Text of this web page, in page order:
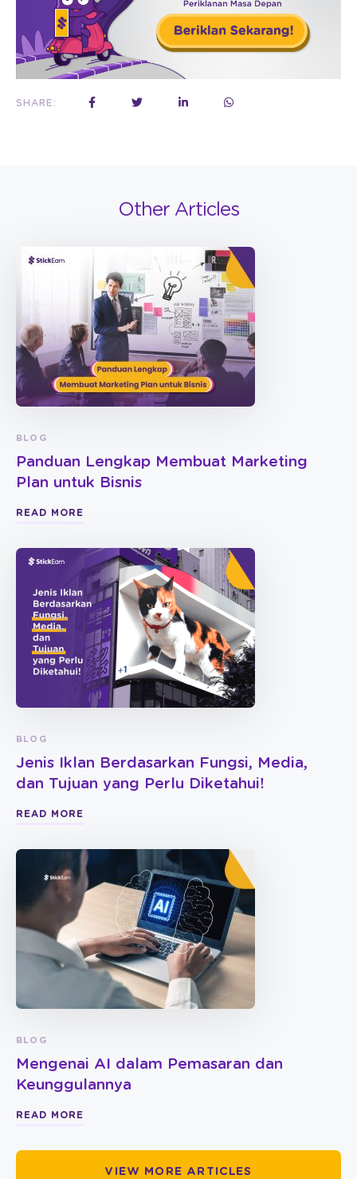
SHARE:
Other Articles
BLOG
Panduan Lengkap Membuat Marketing
Plan untuk Bisnis
READ MORE
BLOG
Jenis Iklan Berdasarkan Fungsi, Media,
dan Tujuan yang Perlu Diketahui!
READ MORE
BLOG
Mengenai AI dalam Pemasaran dan
Keunggulannya
READ MORE
VIEW MORE ARTICLES